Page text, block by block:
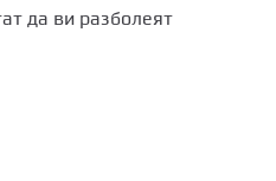
да ви разболеят